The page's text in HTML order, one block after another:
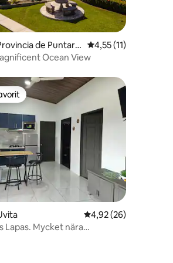
betyg, 58 omdömen
de Puntare
4,55 av 5 i
4,55 (11)
Ocean View
betyg, 41 omdömen4,92 av 5 i
4,92 (26)
Lapas. Mycket nära